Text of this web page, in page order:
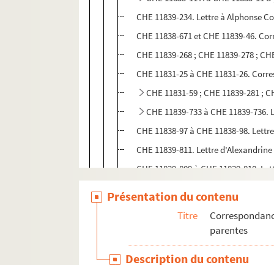
CHE 11839-234. Lettre à Alphonse
CHE 11838-671 et CHE 11839-46.
CHE 11839-268 ; CHE 11839-278 ;
CHE 11831-25 à CHE 11831-26.
CHE 11831-59 ; CHE 11839-281 ;
CHE 11839-733 à CHE 11839-
CHE 11838-97 à CHE 11838-98.
CHE 11839-811. Lettre
CHE 11839-809 à CHE 11839-810.
CHE 11831-38 ; CHE 11838-1069 ;
CHE 11839-149. Lettre à Jules
Présentation du contenu
Titre
parentes
Description du contenu